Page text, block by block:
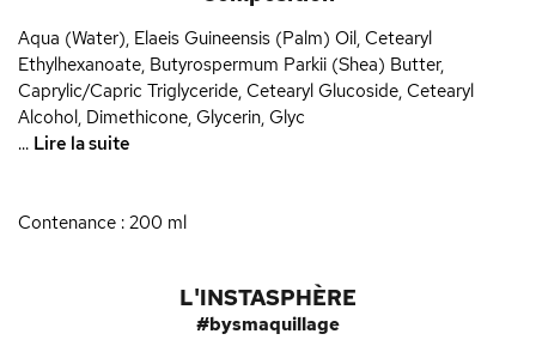
Aqua (Water), Elaeis Guineensis (Palm) Oil, Cetearyl
Ethylhexanoate, Butyrospermum Parkii (Shea) Butter,
Caprylic/Capric Triglyceride, Cetearyl Glucoside, Cetearyl
Alcohol, Dimethicone, Glycerin, Glyc
... Lire la suite
Contenance : 200 ml
L'INSTASPHÈRE
#bysmaquillage